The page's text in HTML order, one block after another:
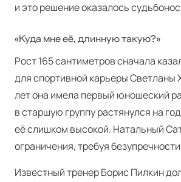
и это решение оказалось
«Куда мне её, длинную такую?»
Рост 165 сантиметров сначала
для спортивной карьеры Светланы
лет она имела первый юношеский
в старшую группу растянулся на
её слишком высокой. Натальный
ограничения, требуя
Известный тренер Борис Пилкин